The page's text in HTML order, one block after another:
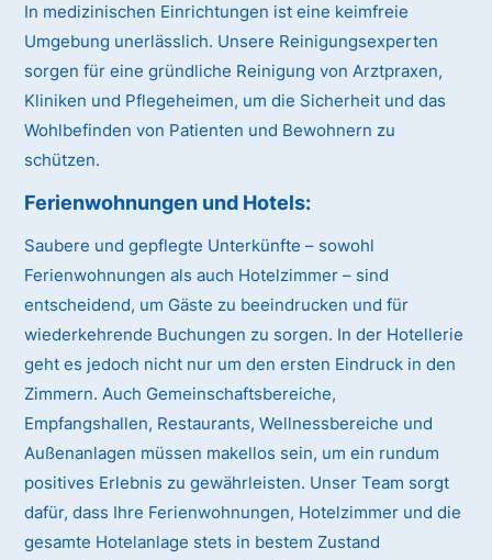
In medizinischen Einrichtungen ist eine keimfreie
Umgebung unerlässlich. Unsere Reinigungsexperten
sorgen für eine gründliche Reinigung von Arztpraxen,
Kliniken und Pflegeheimen, um die Sicherheit und das
Wohlbefinden von Patienten und Bewohnern zu
schützen.
Ferienwohnungen und Hotels:
Saubere und gepflegte Unterkünfte – sowohl
Ferienwohnungen als auch Hotelzimmer – sind
entscheidend, um Gäste zu beeindrucken und für
wiederkehrende Buchungen zu sorgen. In der Hotellerie
geht es jedoch nicht nur um den ersten Eindruck in den
Zimmern. Auch Gemeinschaftsbereiche,
Empfangshallen, Restaurants, Wellnessbereiche und
Außenanlagen müssen makellos sein, um ein rundum
positives Erlebnis zu gewährleisten. Unser Team sorgt
dafür, dass Ihre Ferienwohnungen, Hotelzimmer und die
gesamte Hotelanlage stets in bestem Zustand